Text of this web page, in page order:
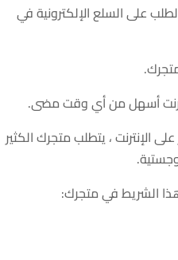
على السلع الإلكترونية في
أسهل من أي وقت مضى.
سهلاً. من خلال التنافس مع أكثر من 12 مليون متجر على الإنترنت ، يتطلب متجرك الكثير